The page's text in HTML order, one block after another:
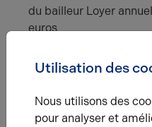
du bailleur Loyer
euros
Étage
S;Sol
Utilisation des
Nous utilisons des
pour analyser et